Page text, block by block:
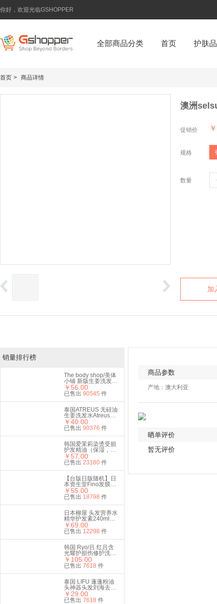
你好，欢迎光临GSHOPPER
全部商品分类 首页 护肤品
首页 > 商品详情
澳洲
促销价 ￥
规格
数量
加
销量排行榜
The body shop/美体
小铺 新版生姜洗发水
400ml
￥56.00
已售出 90545 件
泰国ATREUS 无硅油
生姜洗发水Atreus生
姜洗发水400ml
￥40.00
已售出 90376 件
韩国爱茉莉染烫受损
护发精油（保湿，改
善毛躁）新旧包装随
机发
￥57.00
已售出 23180件
【台版日版随机】日
本资生堂Fino发膜
230g
￥55.00
已售出 18798 件
日本柳屋 头发营养水
精华护发素240ml薄
荷香
￥69.00
已售出 12298 件
韩国 Ryo/吕 红吕含
光耀护损伤修护洗发
水+护发素套装
400ml+400ml
￥105.00
已售出 7618 件
泰国 LIFU 蓬蓬粉油
头神器头发刘海去油
控油干发粉头发蓬松
粉免洗
￥29.00
已售出 7618 件
商品参数
产地：澳大利亚
晒单评价
暂无评价